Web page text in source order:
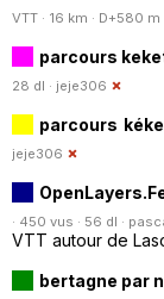
VTT · 16 km · D+580 m
parcours
28 dl · jeje306
parcours
jeje306
· 450 vus · 56 dl ·
VTT autour de
bertagne par